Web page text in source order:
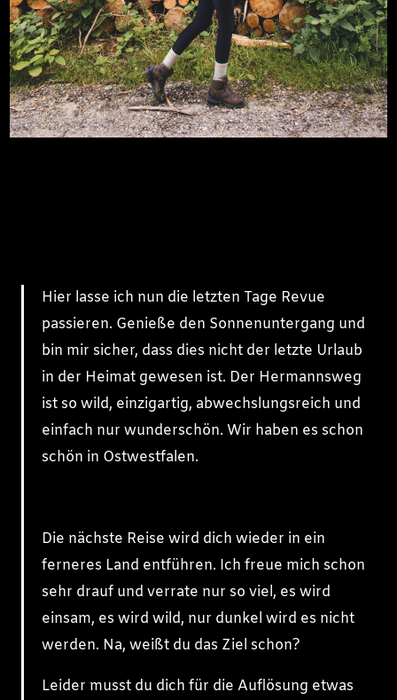
Hier lasse ich nun die letzten Tage Revue
passieren. Genieße den Sonnenuntergang und
bin mir sicher, dass dies nicht der letzte Urlaub
in der Heimat gewesen ist. Der Hermannsweg
ist so wild, einzigartig, abwechslungsreich und
einfach nur wunderschön. Wir haben es schon
schön in Ostwestfalen.
Die nächste Reise wird dich wieder in ein
ferneres Land entführen. Ich freue mich schon
sehr drauf und verrate nur so viel, es wird
einsam, es wird wild, nur dunkel wird es nicht
werden. Na, weißt du das Ziel schon?
Leider musst du dich für die Auflösung etwas